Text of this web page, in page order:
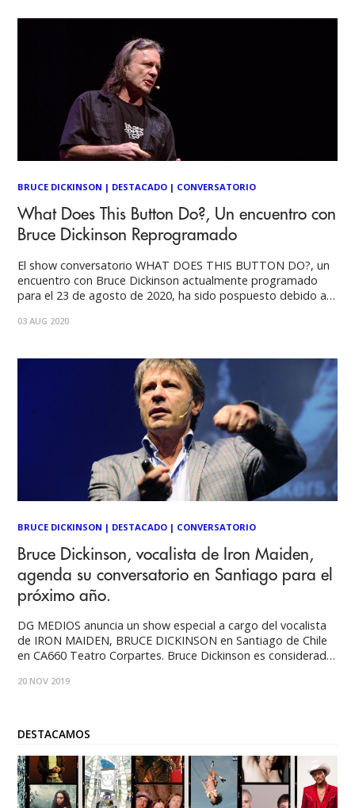
BRUCE DICKINSON | DESTACADO | CONVERSATORIO
What Does This Button Do?, Un encuentro con
Bruce Dickinson Reprogramado
El show conversatorio WHAT DOES THIS BUTTON DO?, un
encuentro con Bruce Dickinson actualmente programado
para el 23 de agosto de 2020, ha sido pospuesto debido a
en CA660 Teatro Corpartes. Para todos los fanáticos que ya
03 AUG 2020
BRUCE DICKINSON | DESTACADO | CONVERSATORIO
Bruce Dickinson, vocalista de Iron Maiden,
agenda su conversatorio en Santiago para el
próximo año.
DG MEDIOS anuncia un show especial a cargo del vocalista
de IRON MAIDEN, BRUCE DICKINSON en Santiago de Chile
en CA660 Teatro Corpartes. Bruce Dickinson es considerado
décadas dedicadas a ofrecer actuaciones de alto octanaje
20 NOV 2019
DESTACAMOS